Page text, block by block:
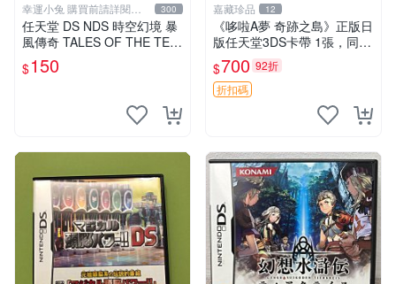
幸運小兔 購買前請詳閱賣
場公告
300
任天堂 DS NDS 時空幻境 暴
風傳奇 TALES OF THE TEM
PEST 日版 J6
$150
嘉藏珍品 12
《哆啦A夢 奇跡之島》正版日
版任天堂3DS卡帶 1張，同時
購第二張起可減張， 成色如
圖，原相機拍攝，一卡一拍，
因相機，光線環境等因素，成
$700 92折
折扣碼